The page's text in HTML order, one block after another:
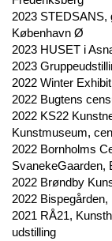
2023 STEDSANS,
København Ø
2023 HUSET i
2023
2022 Winter
2022 Bugtens
2022 KS22
Kunstmuseum,
2022 Bornholms
SvanekeGaarden,
2022 Brøndby
2022
2021 RÅ21,
udstilling